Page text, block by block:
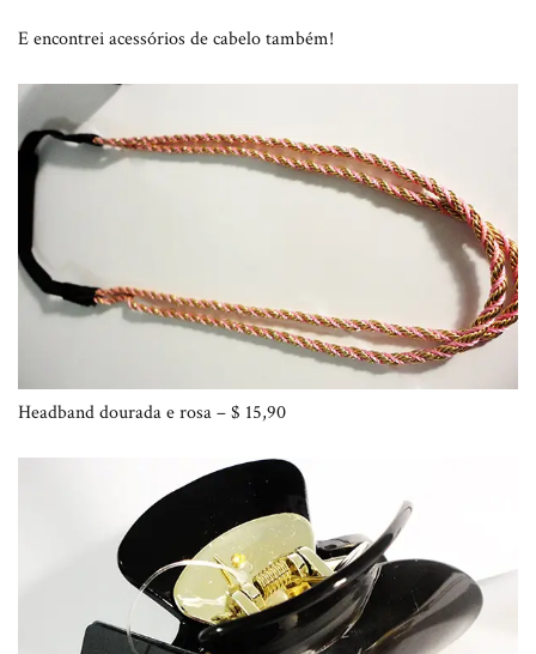
E encontrei acessórios de cabelo também!
Headband dourada e rosa – $ 15,90